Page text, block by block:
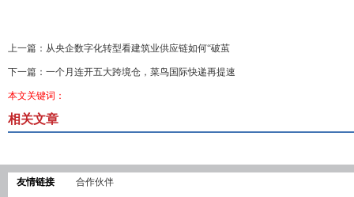
上一篇： 从央企数字化转型看建筑业供应链如何“破茧
下一篇： 一个月连开五大跨境仓，菜鸟国际快递再提速
本文关键词：
相关文章
友情链接 合作伙伴